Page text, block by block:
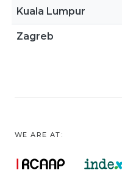
Kuala Lumpur
Zagreb
WE ARE AT: